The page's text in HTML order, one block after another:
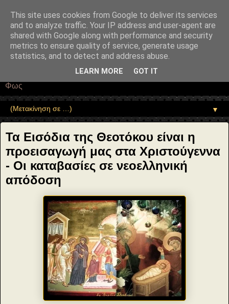
"potentialAction": { "@type": "ReadAction", "target":
"https://www.sophia-ntrekou.gr/2013/11/proeisagvgh-sta-xristoygenna-
eisodia.html" } }
Αέναη επΑνάσταση
• Επιστήμη • Ψυχολογία • Λογοτεχνία • Τέχνες • Θεολογία •
Φιλοσοφία • Στοχασμοί... για τη μνήμη, τον άνθρωπο και το
Φως
▼
Τα Εισόδια της Θεοτόκου είναι η
προεισαγωγή μας στα Χριστούγεννα
- Οι καταβασίες σε νεοελληνική
απόδοση
This site uses cookies from Google to deliver its services
and to analyze traffic. Your IP address and user-agent are
shared with Google along with performance and security
metrics to ensure quality of service, generate usage
statistics, and to detect and address abuse.
LEARN MORE GOT IT